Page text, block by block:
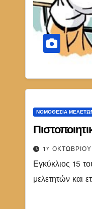
ΝΟΜΟΘΕΣΊΑ
17 ΟΚΤΩΒΡΊΟΥ
Εγκύκλιος 15
μελετητών και